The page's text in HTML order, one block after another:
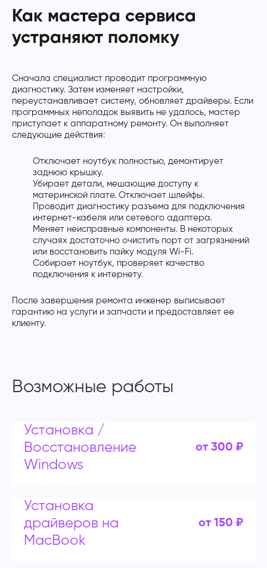
Как мастера сервиса
устраняют поломку
Сначала специалист проводит программную
диагностику. Затем изменяет настройки,
переустанавливает систему, обновляет драйверы. Если
программных неполадок выявить не удалось, мастер
приступает к аппаратному ремонту. Он выполняет
следующие действия:
Отключает ноутбук полностью, демонтирует
заднюю крышку.
Убирает детали, мешающие доступу к
материнской плате. Отключает шлейфы.
Проводит диагностику разъема для подключения
интернет-кабеля или сетевого адаптера.
Меняет неисправные компоненты. В некоторых
случаях достаточно очистить порт от загрязнений
или восстановить пайку модуля Wi-Fi.
Собирает ноутбук, проверяет качество
подключения к интернету.
После завершения ремонта инженер выписывает
гарантию на услуги и запчасти и предоставляет ее
клиенту.
Возможные работы
Установка /
Восстановление
Windows
от 300 ₽
Установка
драйверов на
MacBook
от 150 ₽